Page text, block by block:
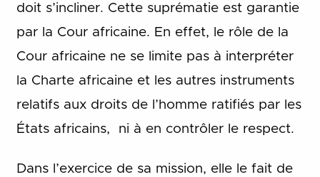
doit s’incliner. Cette suprématie est garantie
par la Cour africaine. En effet, le rôle de la
Cour africaine ne se limite pas à interpréter
la Charte africaine et les autres instruments
relatifs aux droits de l’homme ratifiés par les
États africains, ni à en contrôler le respect.
Dans l’exercice de sa mission, elle le fait de